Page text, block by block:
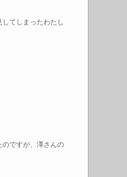
てしまったわたし
ですが、澤さんの